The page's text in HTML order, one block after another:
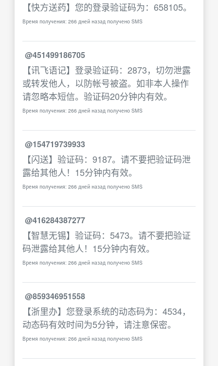
【快方送药】您的登录验证码为：658105。
Время получения: 266 дней назад получено SMS
@451499186705
【讯飞语记】登录验证码：2873，切勿泄露
或转发他人，以防帐号被盗。如非本人操作
请忽略本短信。验证码20分钟内有效。
Время получения: 266 дней назад получено SMS
@154719739933
【闪送】验证码：9187。请不要把验证码泄
露给其他人！15分钟内有效。
Время получения: 266 дней назад получено SMS
@416284387277
【智慧无锡】验证码：5473。请不要把验证
码泄露给其他人！15分钟内有效。
Время получения: 266 дней назад получено SMS
@859346951558
【浙里办】您登录系统的动态码为：4534，
动态码有效时间为5分钟，请注意保密。
Время получения: 266 дней назад получено SMS